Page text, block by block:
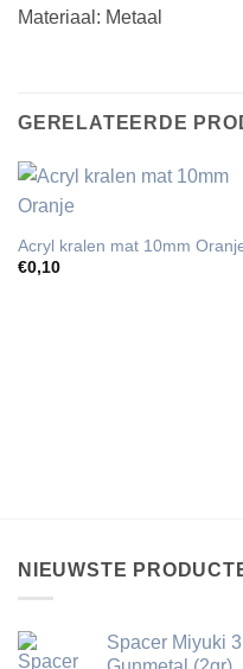
Materiaal: Metaal
GERELATEERDE
Acryl kralen mat 10mm
€0,10
NIEUWSTE
Spacer Miyuki